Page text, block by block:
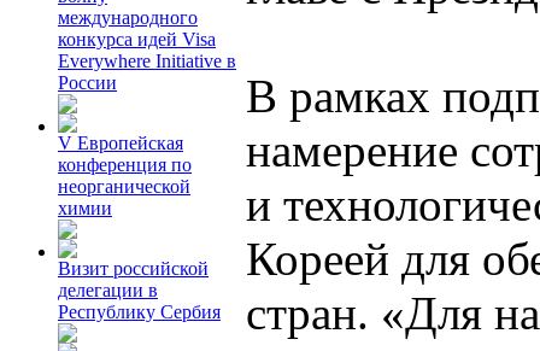
международного
конкурса идей Visa
Everywhere Initiative в
России
V Европейская
конференция по
неорганической
химии
Визит российской
делегации в
Республику Сербия
В рамках
намерение
и
Кореей для
стран. «Для